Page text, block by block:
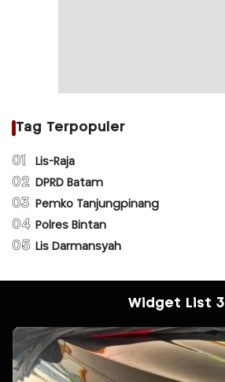
Tag Terpopuler
01 Lis-Raja
02 DPRD Batam
03 Pemko Tanjungpinang
04 Polres Bintan
05 Lis Darmansyah
Widget List 3